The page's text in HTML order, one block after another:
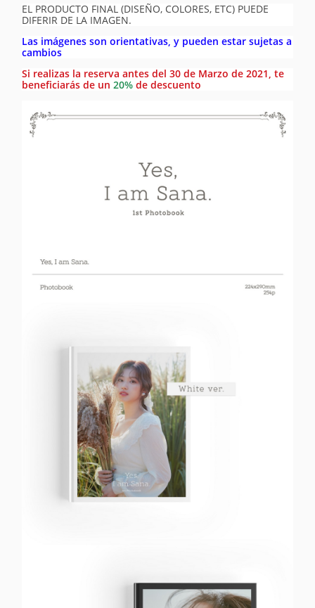
EL PRODUCTO FINAL (DISEÑO, COLORES, ETC) PUEDE
DIFERIR DE LA IMAGEN.
Las imágenes son orientativas, y pueden estar sujetas a
cambios
Si realizas la reserva antes del 30 de Marzo de 2021, te
beneficiarás de un 20% de descuento